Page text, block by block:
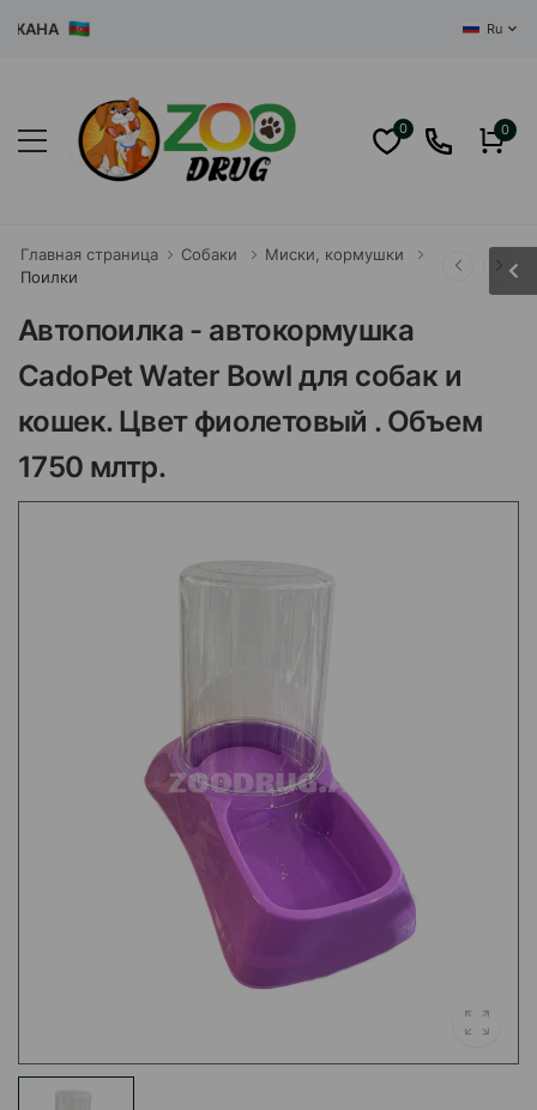
Ru
0 0
Главная страница Собаки
Миски, кормушки
Поилки
Автопоилка - автокормушка
CadoPet Water Bowl для собак и
кошек. Цвет фиолетовый . Объем
1750 млтр.